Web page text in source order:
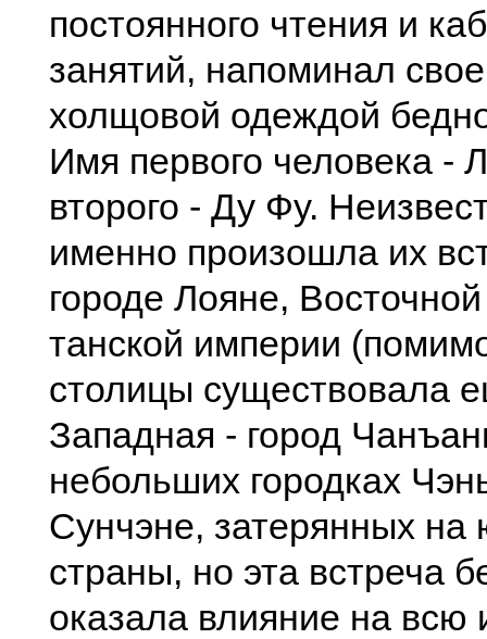
постоянного чтения и
занятий, напоминал
холщовой одеждой
Имя первого человека -
второго - Ду Фу.
именно произошла их
городе Лояне,
танской империи
столицы существовала
Западная - город
небольших городках
Сунчэне, затерянных на
страны, но эта встреча
оказала влияние на всю